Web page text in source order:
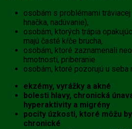
osobám s problémami tráviacej
hnačka, nadúvanie),
osobám, ktorých trápia
majú časté kŕče brucha,
osobám, ktoré zaznamenali
hmotnosti, priberanie
osobám, ktoré pozorujú u seba
ekzémy, vyrážky a akné
bolesti hlavy, chronická
hyperaktivity a migrény
pocity úzkosti, ktoré môžu
chronické